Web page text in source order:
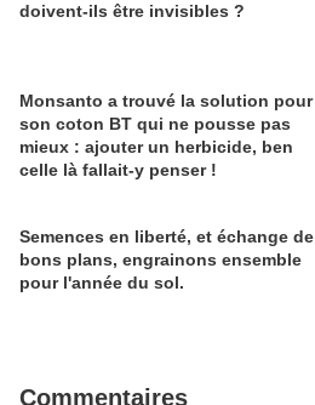
doivent-ils être invisibles ?
Monsanto a trouvé la solution pour
son coton BT qui ne pousse pas
mieux : ajouter un herbicide, ben
celle là fallait-y penser !
Semences en liberté, et échange de
bons plans, engrainons ensemble
pour l'année du sol.
Commentaires